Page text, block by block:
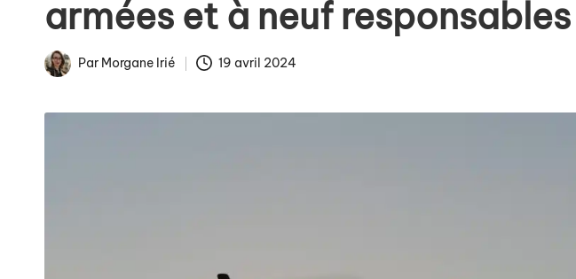
La fin des tarifs réglementés : quels impacts
Comment éviter les pièges du Black Friday et
armées et à neuf responsables
Publié
Par Morgane Irié 19 avril 2024